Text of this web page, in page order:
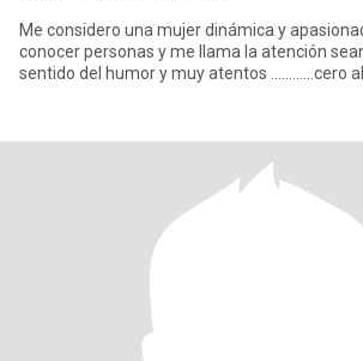
Me considero una mujer dinámica y
conocer personas y me llama la atención
sentido del humor y muy atentos ............cero